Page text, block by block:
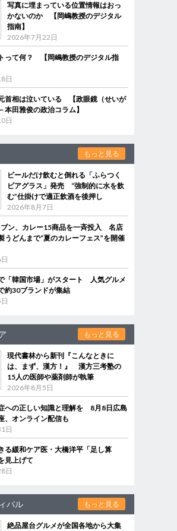
写真に埋まっている位置情報はおっ
かないのか 【岡嶋教授のデジタル
指南】
2026年7月22日
って何？ 【岡嶋教授のデジタル指
日
首相は泣いている 【政眼鏡（せいが
本田雅俊の政治コラム】
日
もっと見る
ビールだけ飲むと倒れる「ふらつく
ビアグラス」発売 “強制的に水を飲
む”仕掛けで適正飲酒を後押し
2026年8月7日
ブン、カレー15商品を一斉投入 名店
うどんまで“夏のカレーフェス”を開催
「韓国市場」がスタート 人気グルメ
約30ブランドが集結
もっと見る
現代書林から新刊『こんなときに
は、まず、漢方！』 漢方三考塾の
15人の医師や薬剤師が執筆
2026年8月5日
への正しい知識と理解を 8月8日広島
、オンライン配信も
日
る緩和ケア医・大橋洋平「足し算
見上げて
日
バル もっと見る
絶品屋台グルメが全国各地から大集